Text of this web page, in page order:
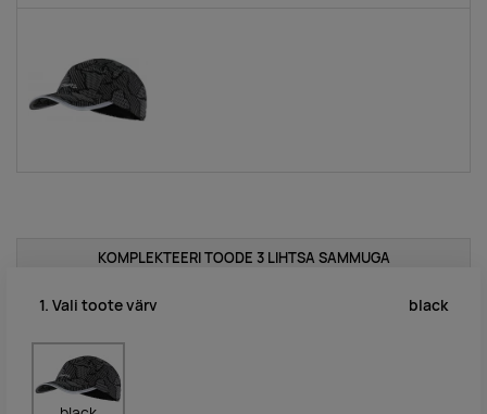
KOMPLEKTEERI TOODE 3 LIHTSA SAMMUGA
1. Vali toote värv black